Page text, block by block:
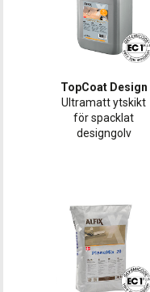
TopCoat Design
Ultramatt ytskikt
för spacklat
designgolv